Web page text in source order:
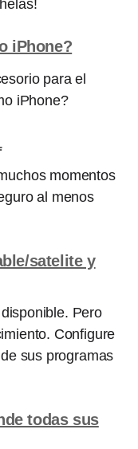
iPhone?
para el
iPhone?
momentos
al menos
satelite y
Pero
Configure
sus programas
todas sus